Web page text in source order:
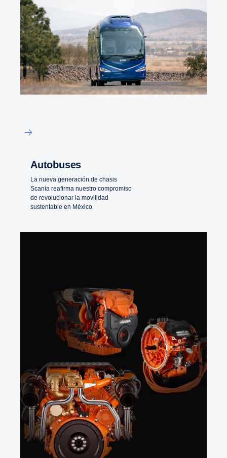
Autobuses
La nueva generación de chasis
Scania reafirma nuestro compromiso
de revolucionar la movilidad
sustentable en México.